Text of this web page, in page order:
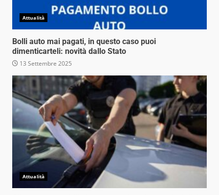
Attualità
Bolli auto mai pagati, in questo caso puoi
dimenticarteli: novità dallo Stato
13 Settembre 2025
Attualità